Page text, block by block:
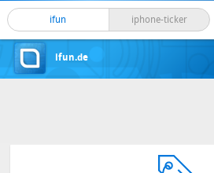
ifun iphone-ticker
ifun.de